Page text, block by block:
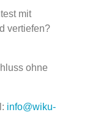
mit
vertiefen?
ohne
info@wiku-